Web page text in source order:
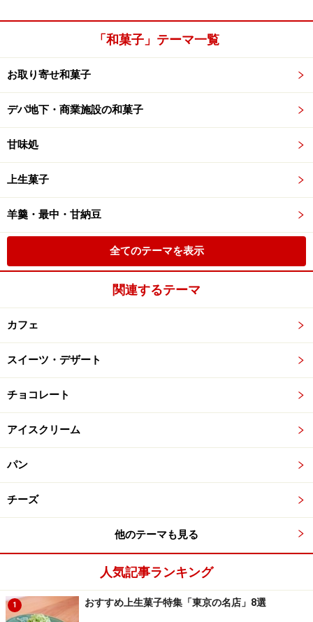
「和菓子」テーマ一覧
お取り寄せ和菓子
デパ地下・商業施設の和菓子
甘味処
上生菓子
羊羹・最中・甘納豆
全てのテーマを表示
関連するテーマ
カフェ
スイーツ・デザート
チョコレート
アイスクリーム
パン
チーズ
他のテーマも見る
人気記事ランキング
1 おすすめ上生菓子特集「東京の名店」8選